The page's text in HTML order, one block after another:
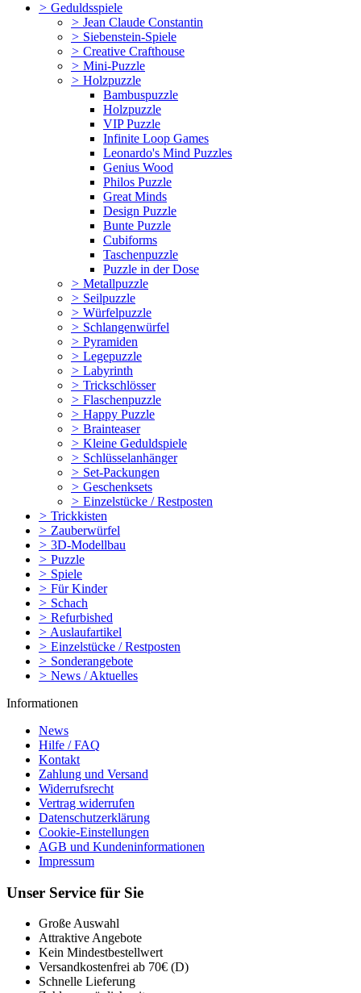
> Geduldsspiele
> Jean Claude Constantin
> Siebenstein-Spiele
> Creative Crafthouse
> Mini-Puzzle
> Holzpuzzle
Bambuspuzzle
Holzpuzzle
VIP Puzzle
Infinite Loop Games
Leonardo's Mind Puzzles
Genius Wood
Philos Puzzle
Great Minds
Design Puzzle
Bunte Puzzle
Cubiforms
Taschenpuzzle
Puzzle in der Dose
> Metallpuzzle
> Seilpuzzle
> Würfelpuzzle
> Schlangenwürfel
> Pyramiden
> Legepuzzle
> Labyrinth
> Trickschlösser
> Flaschenpuzzle
> Happy Puzzle
> Brainteaser
> Kleine Geduldspiele
> Schlüsselanhänger
> Set-Packungen
> Geschenksets
> Einzelstücke / Restposten
> Trickkisten
> Zauberwürfel
> 3D-Modellbau
> Puzzle
> Spiele
> Für Kinder
> Schach
> Refurbished
> Auslaufartikel
> Einzelstücke / Restposten
> Sonderangebote
> News / Aktuelles
Informationen
News
Hilfe / FAQ
Kontakt
Zahlung und Versand
Widerrufsrecht
Vertrag widerrufen
Datenschutzerklärung
Cookie-Einstellungen
AGB und Kundeninformationen
Impressum
Unser Service für Sie
Große Auswahl
Attraktive Angebote
Kein Mindestbestellwert
Versandkostenfrei ab 70€ (D)
Schnelle Lieferung